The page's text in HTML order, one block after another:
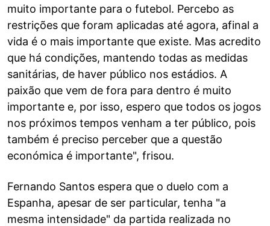
muito importante para o futebol. Percebo as
restrições que foram aplicadas até agora, afinal a
vida é o mais importante que existe. Mas acredito
que há condições, mantendo todas as medidas
sanitárias, de haver público nos estádios. A
paixão que vem de fora para dentro é muito
importante e, por isso, espero que todos os jogos
nos próximos tempos venham a ter público, pois
também é preciso perceber que a questão
económica é importante", frisou.
Fernando Santos espera que o duelo com a
Espanha, apesar de ser particular, tenha "a
mesma intensidade" da partida realizada no